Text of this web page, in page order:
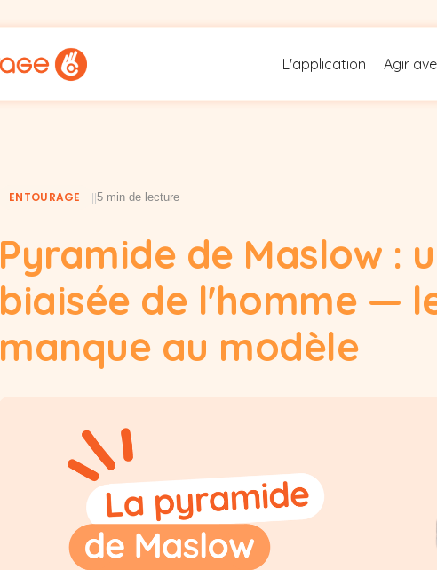
L'application Agir
ENTOURAGE 5 min de lecture
Pyramide de Maslow :
biaisée de l'homme —
manque au modèle